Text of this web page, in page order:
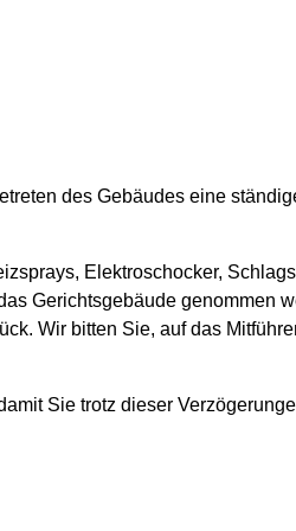
des Gebäudes eine
Elektroschocker,
Gerichtsgebäude genommen
Wir bitten Sie, auf das
Sie trotz dieser